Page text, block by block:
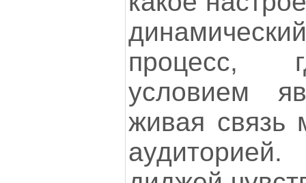
процесс,
условием
живая связь